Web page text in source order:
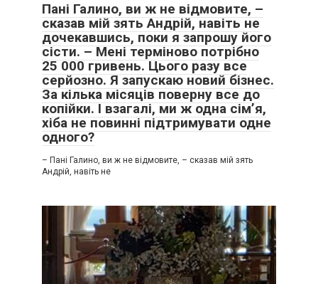
Пані Галино, ви ж не відмовите, –
сказав мій зять Андрій, навіть не
дочекавшись, поки я запрошу його
сісти. – Мені терміново потрібно
25 000 гривень. Цього разу все
серйозно. Я запускаю новий бізнес.
За кілька місяців поверну все до
копійки. І взагалі, ми ж одна сім’я,
хіба не повинні підтримувати одне
одного?
– Пані Галино, ви ж не відмовите, – сказав мій зять
Андрій, навіть не